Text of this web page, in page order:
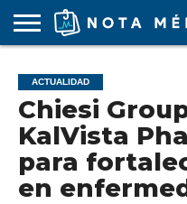
MÉDICA
ARS
ARTÍCULO
ACTUALIDAD
COLEGIO
MÉDICO
COVID-
19
EDUCACIÓN
MÉDICA
ESTUDIANTES
FARMACÉUTICAS
GUBERNAMENTAL
HOSPITALES
Y CLÍNICAS
MARKETING
MÉDICO
RESIDENTES
SALUD
LABORAL
SOCIEDADES
MÉDICAS
TURISMO
MÉDICO
VÍDEOS
ACTUALIDAD
Chiesi
KalVista
para
en